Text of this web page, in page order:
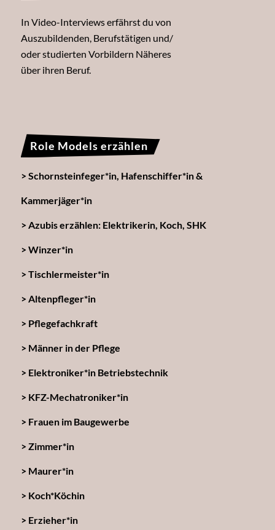
In Video-Interviews erfährst du von
Auszubildenden, Berufstätigen und/
oder studierten Vorbildern Näheres
über ihren Beruf.
Role Models erzählen
Schornsteinfeger*in, Hafenschiffer*in &
Kammerjäger*in
Azubis erzählen: Elektrikerin, Koch, SHK
Winzer*in
Tischlermeister*in
Altenpfleger*in
Pflegefachkraft
Männer in der Pflege
Elektroniker*in Betriebstechnik
KFZ-Mechatroniker*in
Frauen im Baugewerbe
Zimmer*in
Maurer*in
Koch*Köchin
Erzieher*in